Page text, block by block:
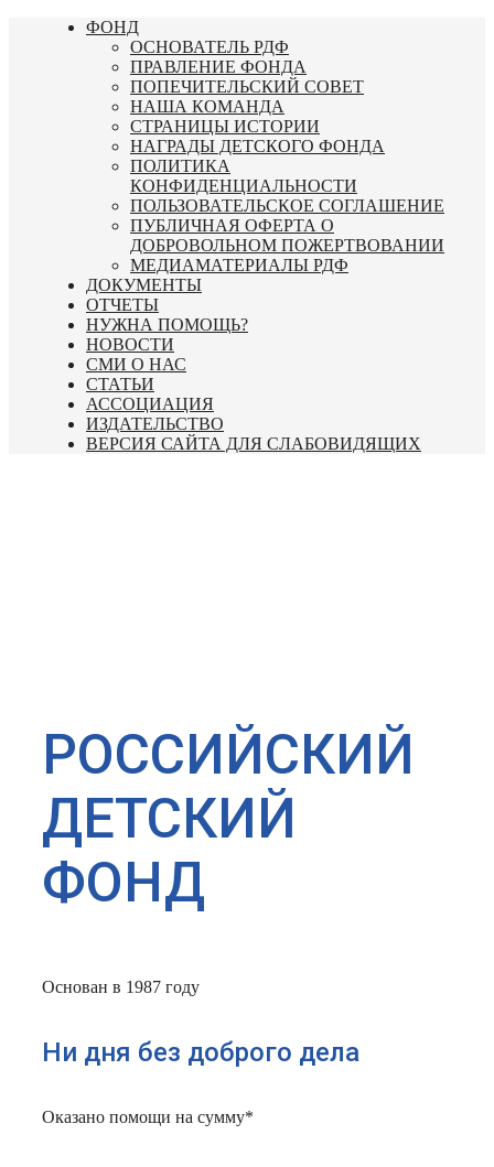
Перейти
ФОНД
ОСНОВАТЕЛЬ РДФ
ПРАВЛЕНИЕ ФОНДА
ПОПЕЧИТЕЛЬСКИЙ СОВЕТ
НАША КОМАНДА
СТРАНИЦЫ ИСТОРИИ
НАГРАДЫ ДЕТСКОГО ФОНДА
ПОЛИТИКА
КОНФИДЕНЦИАЛЬНОСТИ
ПОЛЬЗОВАТЕЛЬСКОЕ СОГЛАШЕНИЕ
ПУБЛИЧНАЯ ОФЕРТА О
ДОБРОВОЛЬНОМ ПОЖЕРТВОВАНИИ
МЕДИАМАТЕРИАЛЫ РДФ
ДОКУМЕНТЫ
ОТЧЕТЫ
НУЖНА ПОМОЩЬ?
НОВОСТИ
СМИ О НАС
СТАТЬИ
АССОЦИАЦИЯ
ИЗДАТЕЛЬСТВО
ВЕРСИЯ САЙТА ДЛЯ СЛАБОВИДЯЩИХ
РОССИЙСКИЙ
ДЕТСКИЙ
ФОНД
Основан в 1987 году
Ни дня без доброго дела
Оказано помощи на сумму*